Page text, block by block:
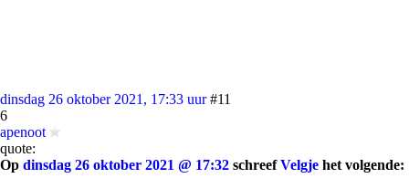
dinsdag 26 oktober 2021, 17:33 uur #11
6
apenoot
quote:
Op dinsdag 26 oktober 2021 @ 17:32 schreefVelgje het volgende: